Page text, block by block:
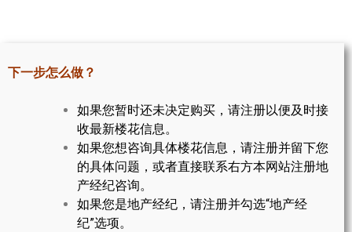
楼花地图
楼花转让专区
多伦多市中心楼花项目
怡陶碧谷社区介绍
下一步怎么做？
如果您暂时还未决定购买，请注册以便及时接
收最新楼花信息。
如果您想咨询具体楼花信息，请注册并留下您
的具体问题，或者直接联系右方本网站注册地
产经纪咨询。
如果您是地产经纪，请注册并勾选“地产经
纪”选项。